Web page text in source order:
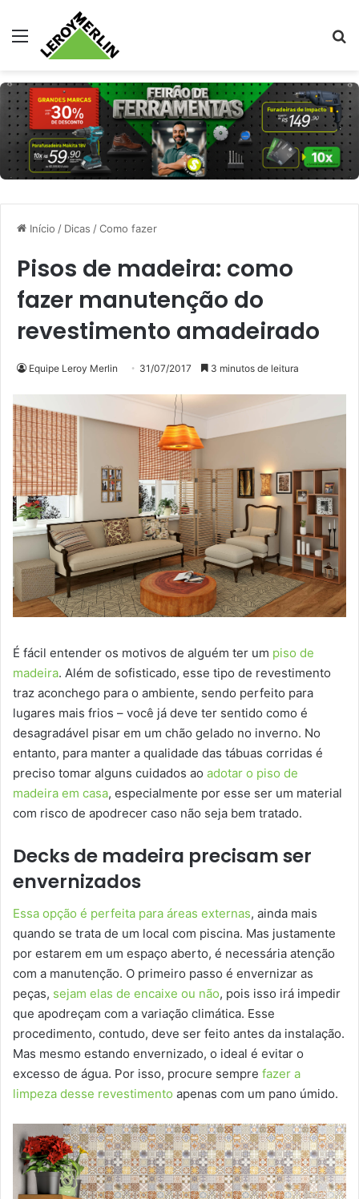
Menu
Início / Dicas /Como fazer
Pisos de madeira: como
fazer manutenção do
revestimento amadeirado
Equipe Leroy Merlin 31/07/2017 3 minutos de leitura
É fácil entender os motivos de alguém ter um piso de
madeira. Além de sofisticado, esse tipo de revestimento
traz aconchego para o ambiente, sendo perfeito para
lugares mais frios – você já deve ter sentido como é
desagradável pisar em um chão gelado no inverno. No
entanto, para manter a qualidade das tábuas corridas é
preciso tomar alguns cuidados ao adotar o piso de
madeira em casa, especialmente por esse ser um material
com risco de apodrecer caso não seja bem tratado.
Decks de madeira precisam ser
envernizados
Essa opção é perfeita para áreas externas, ainda mais
quando se trata de um local com piscina. Mas justamente
por estarem em um espaço aberto, é necessária atenção
com a manutenção. O primeiro passo é envernizar as
peças, sejam elas de encaixe ou não, pois isso irá impedir
que apodreçam com a variação climática. Esse
procedimento, contudo, deve ser feito antes da instalação.
Mas mesmo estando envernizado, o ideal é evitar o
excesso de água. Por isso, procure sempre fazer a
limpeza desse revestimento apenas com um pano úmido.